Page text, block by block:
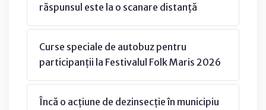
răspunsul este la o scanare distanță
Curse speciale de autobuz pentru
participanții la Festivalul Folk Maris 2026
Încă o acțiune de dezinsecție în municipiu